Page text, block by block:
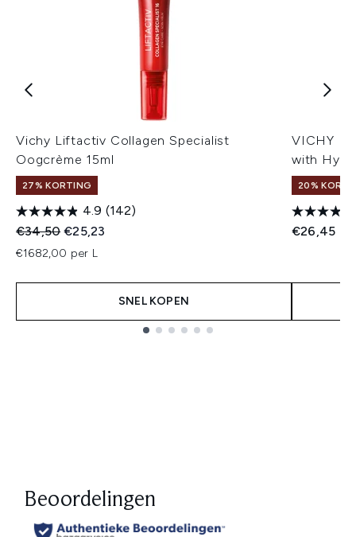
Vichy Liftactiv Collagen Specialist
Oogcrème 15ml
27% KORTING
4.9 (142)
Recommended Retail Price:
€34,50Huidige prijs:
€25,23
€1682,00 per L
SNEL KOPEN
VICHY
with
20%
€26,45